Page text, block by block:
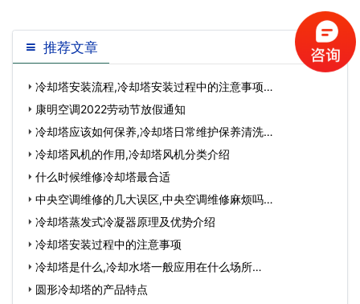
边的填充料，与热水开水介质互换，将废
推荐文章
冷却塔安装流程,冷却塔安装过程中的注意事项…
康明空调2022劳动节放假通知
冷却塔应该如何保养,冷却塔日常维护保养清洗…
冷却塔风机的作用,冷却塔风机分类介绍
什么时候维修冷却塔最合适
中央空调维修的几大误区,中央空调维修麻烦吗…
冷却塔蒸发式冷凝器原理及优势介绍
冷却塔安装过程中的注意事项
冷却塔是什么,冷却水塔一般应用在什么场所…
圆形冷却塔的产品特点